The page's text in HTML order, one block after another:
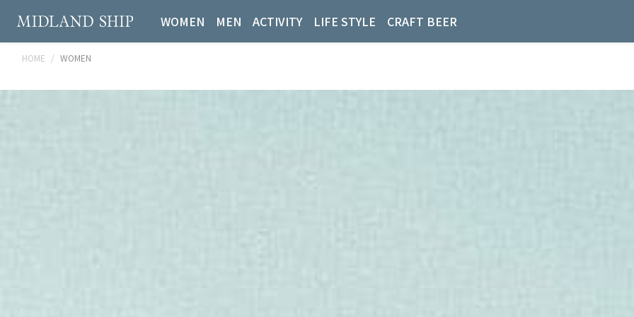
WOMEN MEN ACTIVITY LIFE STYLE CRAFT BEER
HOME WOMEN